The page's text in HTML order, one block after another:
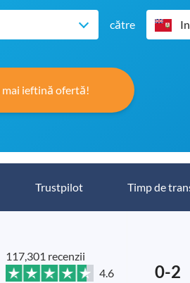
către
mai ieftină ofertă!
Trustpilot Timp de
117,301 recenzii
4.6
0-2